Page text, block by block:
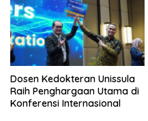
Dosen Kedokteran Unissula
Raih Penghargaan Utama di
Konferensi Internasional